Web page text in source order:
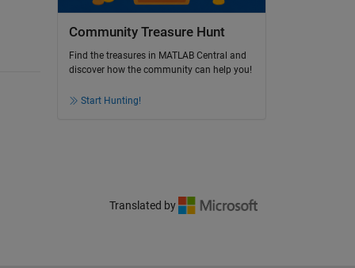
Community Treasure Hunt
Find the treasures in MATLAB Central and
discover how the community can help you!
Start Hunting!
Translated by